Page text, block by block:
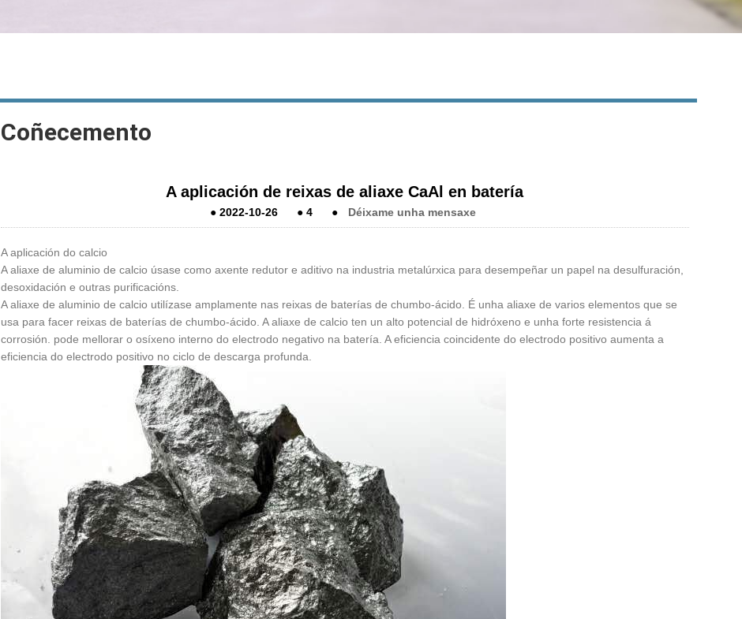
Coñecemento
A aplicación de reixas de aliaxe CaAl en batería
●2022-10-26 ●4 ● Déixame unha mensaxe
A aplicación do calcio
A aliaxe de aluminio de calcio úsase como axente redutor e aditivo na industria metalúrxica para desempeñar un papel na desulfuración,
desoxidación e outras purificacións.
A aliaxe de aluminio de calcio utilízase amplamente nas reixas de baterías de chumbo-ácido. É unha aliaxe de varios elementos que se
usa para facer reixas de baterías de chumbo-ácido. A aliaxe de calcio ten un alto potencial de hidróxeno e unha forte resistencia á
corrosión. pode mellorar o osíxeno interno do electrodo negativo na batería. A eficiencia coincidente do electrodo positivo aumenta a
eficiencia do electrodo positivo no ciclo de descarga profunda.